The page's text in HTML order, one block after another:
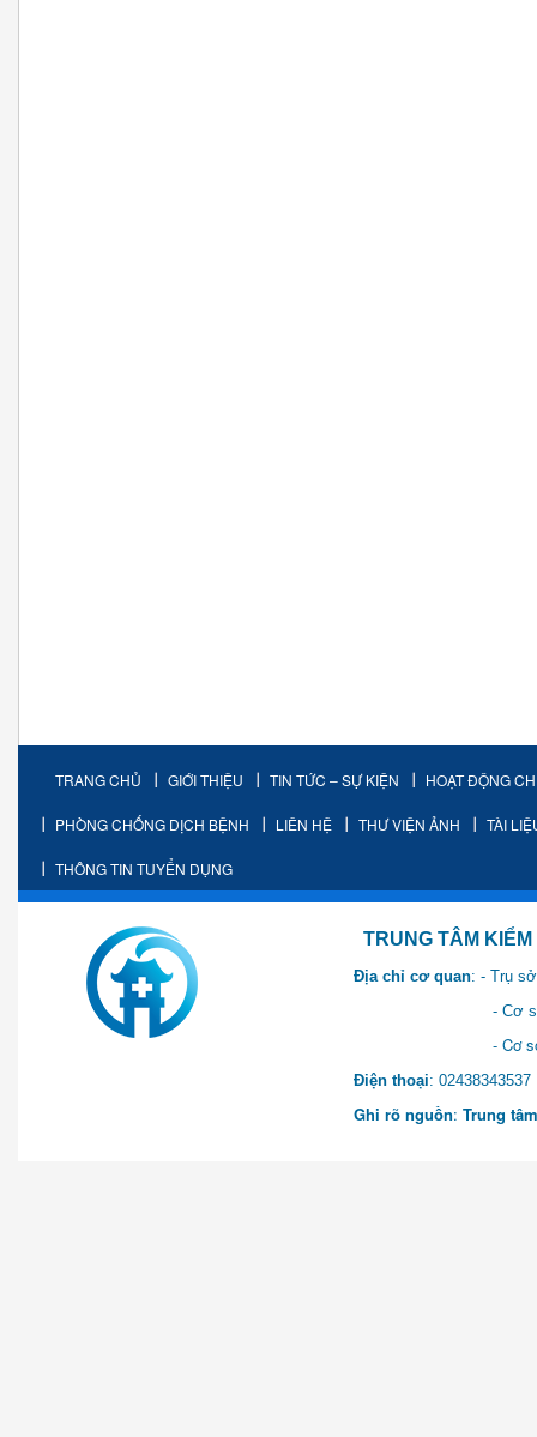
TRANG CHỦ GIỚI THIỆU TIN TỨC – SỰ KIỆN HOẠT ĐỘNG
PHÒNG CHỐNG DỊCH BỆNH LIÊN HỆ THƯ VIỆN ẢNH TÀI
THÔNG TIN TUYỂN DỤNG
TRUNG TÂM KIỂM SOÁT
Địa chỉ cơ quan: - Trụ
- Cơ sở 2: Khu Hành
- Cơ sở 3: Số 1 Ngõ 2
Điện thoại:
Ghi rõ nguồn: Trung